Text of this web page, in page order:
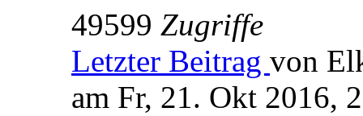
49599 Zugriffe
Letzter Beitrag von
am Fr, 21. Okt 2016,